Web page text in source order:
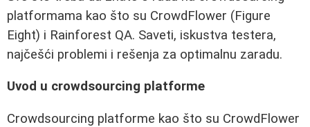
platformama kao što su CrowdFlower (Figure
Eight) i Rainforest QA. Saveti, iskustva testera,
najčešći problemi i rešenja za optimalnu zaradu.
Uvod u crowdsourcing platforme
Crowdsourcing platforme kao što su CrowdFlower